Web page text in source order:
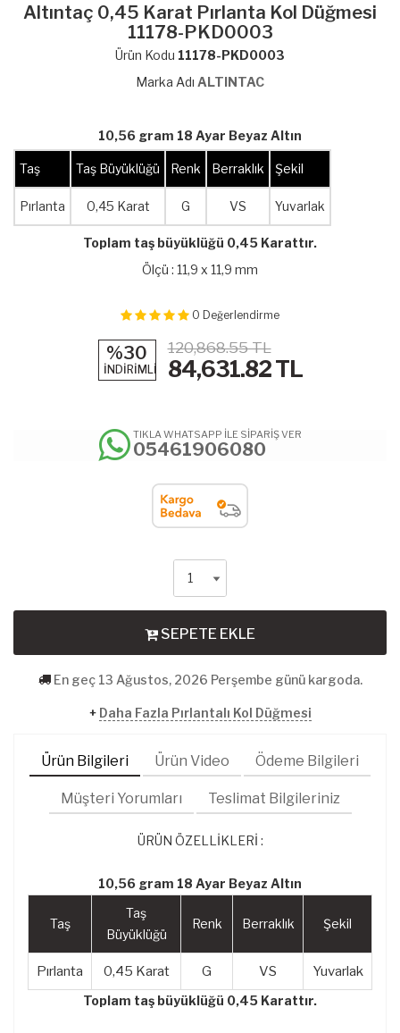
Altıntaç 0,45 Karat Pırlanta Kol Düğmesi
11178-PKD0003
Ürün Kodu 11178-PKD0003
Marka Adı ALTINTAC
10,56 gram 18 Ayar Beyaz Altın
Taş Taş Büyüklüğü Renk Berraklık Şekil
Pırlanta 0,45 Karat G VS Yuvarlak
Toplam taş büyüklüğü 0,45 Karattır.
Ölçü : 11,9 x 11,9 mm
0 Değerlendirme
%30
İNDİRİMLİ
120,868.55 TL
84,631.82TL
TIKLA WHATSAPP İLE SİPARİŞ VER
05461906080
SEPETE EKLE
En geç 13 Ağustos, 2026 Perşembe günü kargoda.
+ Daha Fazla Pırlantalı Kol Düğmesi
Ürün Bilgileri Ürün Video Ödeme Bilgileri
Müşteri Yorumları Teslimat Bilgileriniz
ÜRÜN ÖZELLİKLERİ :
10,56 gram 18 Ayar Beyaz Altın
Taş
Taş
Büyüklüğü
Renk Berraklık Şekil
Pırlanta 0,45 Karat G VS Yuvarlak
Toplam taş büyüklüğü 0,45 Karattır.